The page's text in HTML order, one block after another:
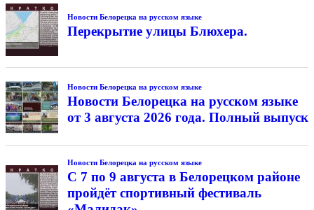
Новости Белорецка на русском языке
Перекрытие улицы Блюхера.
Новости Белорецка на русском языке
Новости Белорецка на русском языке
от 3 августа 2026 года. Полный выпуск
Новости Белорецка на русском языке
С 7 по 9 августа в Белорецком районе
пройдёт спортивный фестиваль